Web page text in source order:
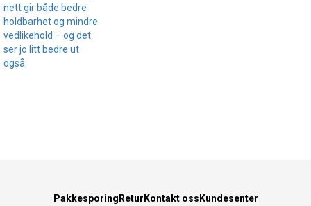
nett gir både bedre
holdbarhet og mindre
vedlikehold – og det
ser jo litt bedre ut
også.
Pakkesporing Retur Kontakt oss Kundesenter